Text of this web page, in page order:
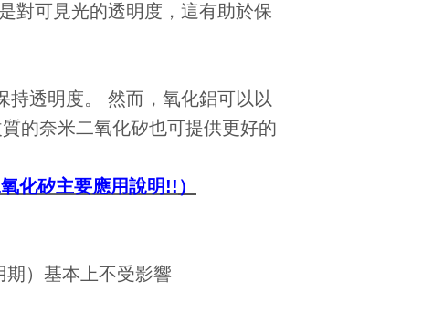
對可見光的透明度，這有助於保
持透明度。 然而，氧化鋁可以以
的奈米二氧化矽也可提供更好的
化矽主要應用說明!! ）
）基本上不受影響